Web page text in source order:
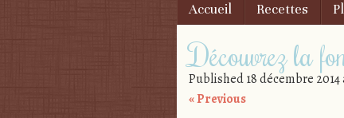
Menu
Skip to content
Accueil Recettes
Découvrez la
Published18 décembre 2014
« Previous